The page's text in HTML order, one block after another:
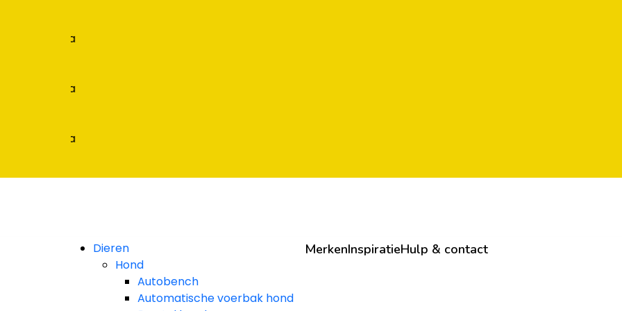
Dieren
Hond
Autobench
Automatische voerbak hond
MerkenInspiratieHulp & contact